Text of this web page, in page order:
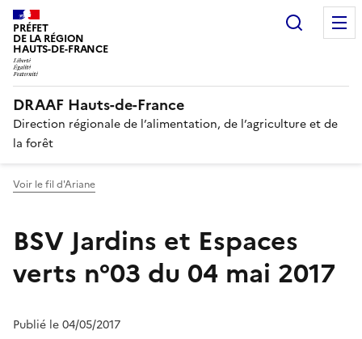
PRÉFET
DE LA RÉGION
HAUTS-DE-FRANCE
DRAAF Hauts-de-France
Direction régionale de l’alimentation, de l’agriculture et de
la forêt
Voir le fil d'Ariane
BSV Jardins et Espaces
verts n°03 du 04 mai 2017
Publié le 04/05/2017